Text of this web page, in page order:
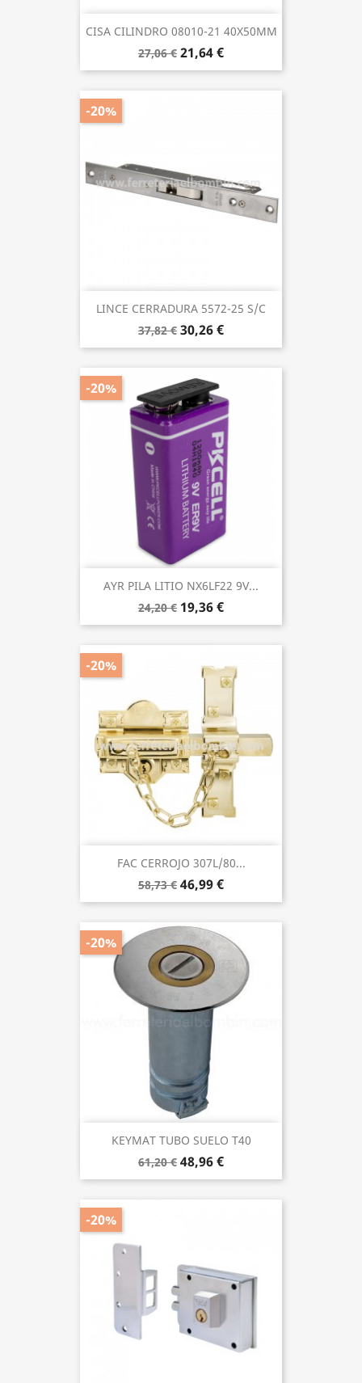
CISA CILINDRO 08010-21 40X50MM
27,06 € 21,64 €
LINCE CERRADURA 5572-25 S/C
37,82 € 30,26 €
-20%
AYR PILA LITIO NX6LF22 9V...
24,20 € 19,36 €
-20%
FAC CERROJO 307L/80...
58,73 € 46,99 €
-20%
KEYMAT TUBO SUELO T40
61,20 € 48,96 €
-20%
-20%